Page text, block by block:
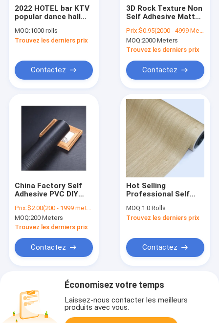
2022 HOTEL bar KTV
popular dance hall
commercial
household use
MOQ:1000 rolls
Trouvez les derniers prix
Contactez
3D Rock Texture Non
Self Adhesive Matte
Panel
Prix:$0.95(2000 - 4999 Meters) $0.90(5000 - 9999 Meters) $0.86(>=10000 Meters)
MOQ:2000 Meters
Trouvez les derniers prix
Contactez
China Factory Self
Adhesive PVC DIY
Color Black Grain
Textured Film
Internal Furniture
Prix:$2.00(200 - 1999 meters) $1.60(2000 - 29999 meters) $1.20(>=30000 meters)
MOQ:200 Meters
Trouvez les derniers prix
Contactez
Hot Selling
Professional Self
Self Adhesive
Embossed Wood
MOQ:1.0 Rolls
Trouvez les derniers prix
Contactez
Économisez votre temps
Laissez-nous contacter les meilleurs
produits avec vous.